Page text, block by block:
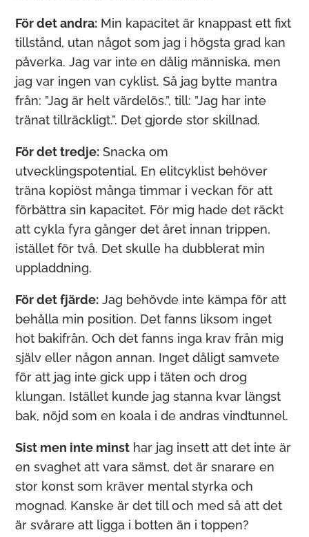
För det andra: Min kapacitet är knappast ett fixt
tillstånd, utan något som jag i högsta grad kan
påverka. Jag var inte en dålig människa, men
jag var ingen van cyklist. Så jag bytte mantra
från: ”Jag är helt värdelös.”, till: ”Jag har inte
tränat tillräckligt.”. Det gjorde stor skillnad.
För det tredje: Snacka om
utvecklingspotential. En elitcyklist behöver
träna kopiöst många timmar i veckan för att
förbättra sin kapacitet. För mig hade det räckt
att cykla fyra gånger det året innan trippen,
istället för två. Det skulle ha dubblerat min
uppladdning.
För det fjärde: Jag behövde inte kämpa för att
behålla min position. Det fanns liksom inget
hot bakifrån. Och det fanns inga krav från mig
själv eller någon annan. Inget dåligt samvete
för att jag inte gick upp i täten och drog
klungan. Istället kunde jag stanna kvar längst
bak, nöjd som en koala i de andras vindtunnel.
Sist men inte minst har jag insett att det inte är
en svaghet att vara sämst, det är snarare en
stor konst som kräver mental styrka och
mognad. Kanske är det till och med så att det
är svårare att ligga i botten än i toppen?